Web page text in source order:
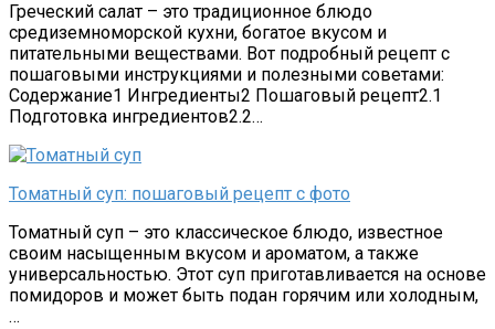
Греческий салат – это традиционное блюдо
средиземноморской кухни, богатое вкусом и
питательными веществами. Вот подробный рецепт с
пошаговыми инструкциями и полезными советами:
Содержание1 Ингредиенты2 Пошаговый рецепт2.1
Подготовка ингредиентов2.2…
Томатный суп: пошаговый рецепт с фото
Томатный суп – это классическое блюдо, известное
своим насыщенным вкусом и ароматом, а также
универсальностью. Этот суп приготавливается на основе
помидоров и может быть подан горячим или холодным,
…